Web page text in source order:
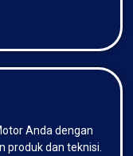
Anda dengan
produk dan teknisi.